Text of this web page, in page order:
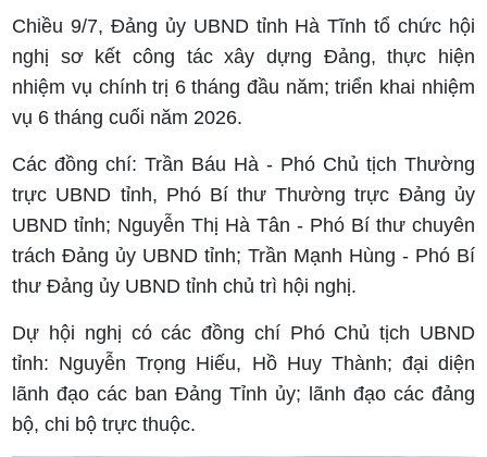
Chiều 9/7, Đảng ủy UBND tỉnh Hà Tĩnh tổ chức hội
nghị sơ kết công tác xây dựng Đảng, thực hiện
nhiệm vụ chính trị 6 tháng đầu năm; triển khai nhiệm
vụ 6 tháng cuối năm 2026.
Các đồng chí: Trần Báu Hà - Phó Chủ tịch Thường
trực UBND tỉnh, Phó Bí thư Thường trực Đảng ủy
UBND tỉnh; Nguyễn Thị Hà Tân - Phó Bí thư chuyên
trách Đảng ủy UBND tỉnh; Trần Mạnh Hùng - Phó Bí
thư Đảng ủy UBND tỉnh chủ trì hội nghị.
Dự hội nghị có các đồng chí Phó Chủ tịch UBND
tỉnh: Nguyễn Trọng Hiếu, Hồ Huy Thành; đại diện
lãnh đạo các ban Đảng Tỉnh ủy; lãnh đạo các đảng
bộ, chi bộ trực thuộc.